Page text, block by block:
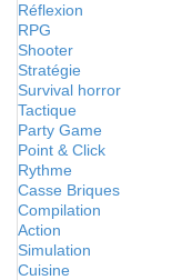
Réflexion
RPG
Shooter
Stratégie
Survival horror
Tactique
Party Game
Point & Click
Rythme
Casse Briques
Compilation
Action
Simulation
Cuisine